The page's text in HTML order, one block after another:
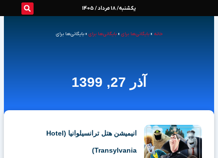
یکشنبه/ 18 مرداد / 1405
خانه »بایگانی‌ها برای »بایگانی‌ها برای »بایگانی‌ها برای
آذر 27, 1399
انیمیشن هتل ترانسیلوانیا (Hotel
Transylvania)